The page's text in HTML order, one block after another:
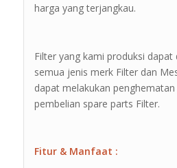
harga yang terjangkau.
Filter yang kami produksi dapat
semua jenis merk Filter dan
dapat melakukan
pembelian spare parts Filter.
Fitur & Manfaat :